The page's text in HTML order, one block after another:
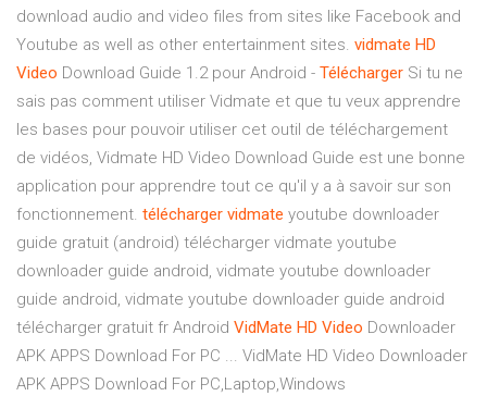
download audio and video files from sites like Facebook and
Youtube as well as other entertainment sites. vidmate HD
Video Download Guide 1.2 pour Android - Télécharger Si tu ne
sais pas comment utiliser Vidmate et que tu veux apprendre
les bases pour pouvoir utiliser cet outil de téléchargement
de vidéos, Vidmate HD Video Download Guide est une bonne
application pour apprendre tout ce qu'il y a à savoir sur son
fonctionnement. télécharger vidmate youtube downloader
guide gratuit (android) télécharger vidmate youtube
downloader guide android, vidmate youtube downloader
guide android, vidmate youtube downloader guide android
télécharger gratuit fr Android VidMate HD Video Downloader
APK APPS Download For PC ... VidMate HD Video Downloader
APK APPS Download For PC,Laptop,Windows